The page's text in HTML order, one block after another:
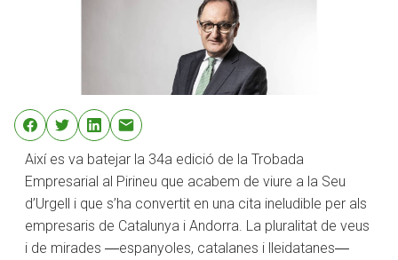
Així es va batejar la 34a edició de la Trobada
Empresarial al Pirineu que acabem de viure a la Seu
d’Urgell i que s’ha convertit en una cita ineludible per als
empresaris de Catalunya i Andorra. La pluralitat de veus
i de mirades ―espanyoles, catalanes i lleidatanes―